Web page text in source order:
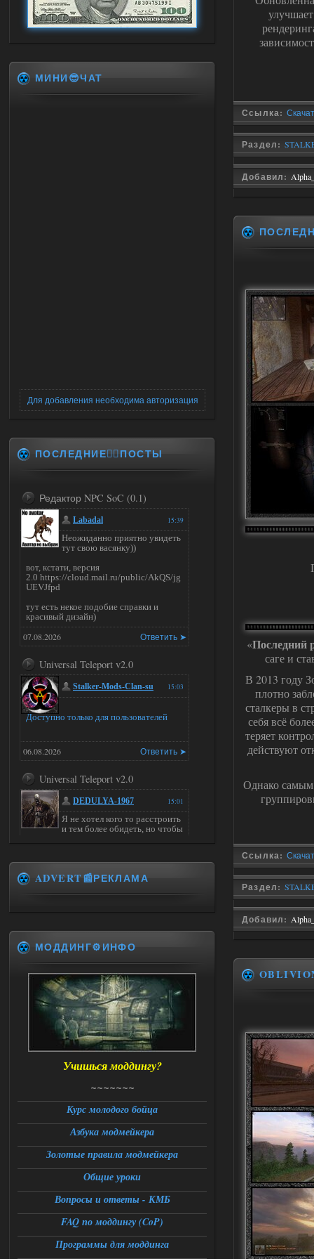
Ссылка:
Раздел:
Добавил:
«Последний
саге и
В 2013 году
плотно
сталкеры в
себя всё
теряет
действуют
Однако самым
Ссылка:
Раздел:
Добавил:
МИНИ😎ЧАТ
Для добавления необходима авторизация
ПОСЛЕДНИЕ✍🏻ПОСТЫ
Редактор NPC SoC (0.1)
15:39
Labadal
Неожиданно приятно увидеть
тут свою васянку))
вот, кстати, версия
2.0 https://cloud.mail.ru/public/AkQS/jg
UEVJfpd
тут есть некое подобие справки и
красивый дизайн)
Ответить ➤
07.08.2026
Universal Teleport v2.0
15:03
Stalker-Mods-Clan-su
Доступно только для пользователей
Ответить ➤
06.08.2026
Universal Teleport v2.0
15:01
DEDULYA-1967
Я не хотел кого то расстроить
и тем более обидеть, но чтобы
Ответить ➤
06.08.2026
Ответить ➤
06.08.2026
Universal Teleport v2.0
DEDULYA-1967
Доступно только для пользователей
Ответить ➤
Universal Teleport v2.0
12:26
Stalker-Mods-Clan-su
Ответить ➤
Universal Teleport v2.0
ADVERT📰РЕКЛАМА
МОДДИНГ⚙️ИНФО
Учишься моддингу?
~~~~~~~
Курс молодого бойца
Азбука модмейкера
Золотые правила модмейкера
Общие уроки
Вопросы и ответы - КМБ
FAQ по моддингу (CoP)
Программы для моддинга